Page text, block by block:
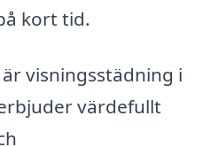
kort tid.
visningsstädning i
värdefullt